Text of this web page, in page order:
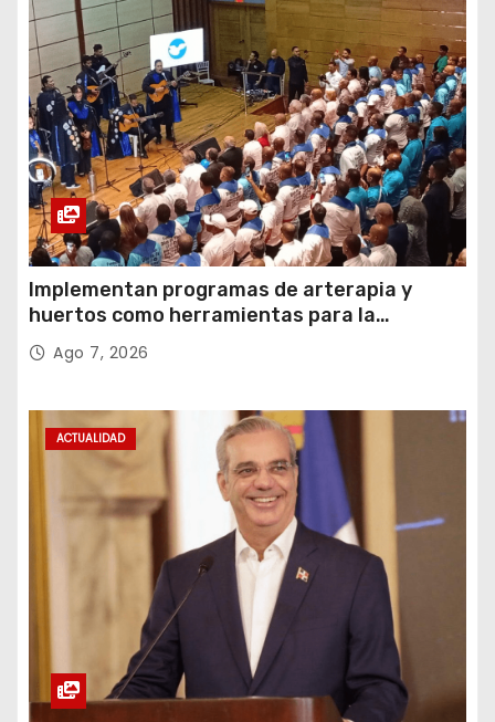
Implementan programas de arterapia y
huertos como herramientas para la
recuperación y la inclusión social
Ago 7, 2026
ACTUALIDAD